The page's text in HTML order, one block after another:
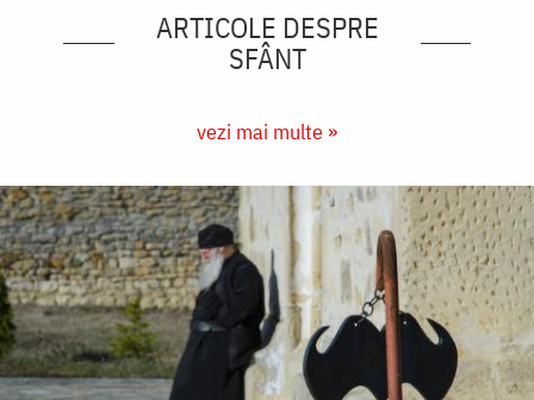
ARTICOLE DESPRE
SFÂNT
vezi mai multe »